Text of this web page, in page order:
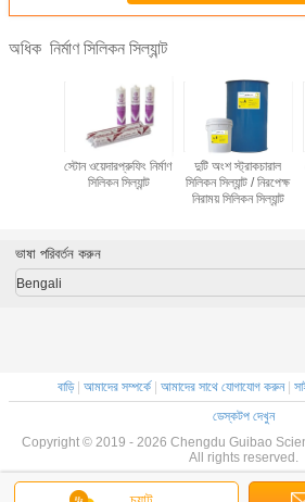
অধিক নির্মাণ সিলিকন সিল্যান্ট
স্টোন ওয়েদারপ্রুফিং নির্মাণ
সিলিকন সিল্যান্ট
দুটি অংশ স্ট্রাকচারাল
সিলিকন সিল্যান্ট / নিরপেক্ষ
নিরাময় সিলিকন সিল্যান্ট
ভাষা পরিবর্তন করুন
Bengali
বাড়ি| আমাদের সম্পর্কে| আমাদের সাথে যোগাযোগ করুন|
ডেস্কটপ দেখুন
Copyright © 2019 - 2026 Chengdu Guibao
All rights reserved.